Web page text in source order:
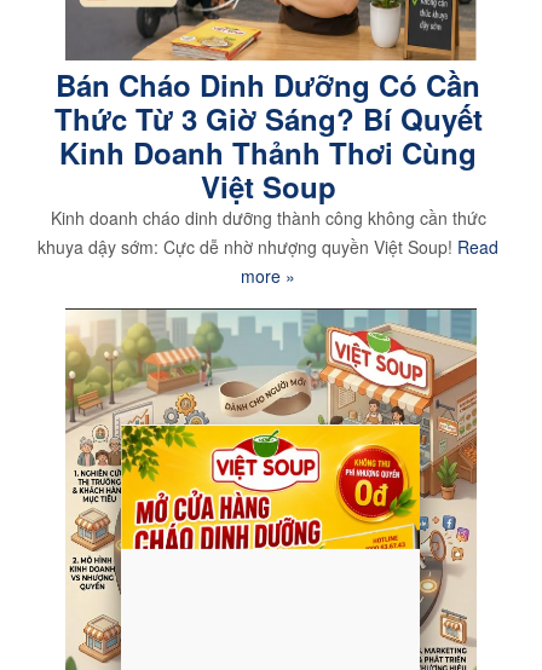
Bán Cháo Dinh Dưỡng Có Cần
Thức Từ 3 Giờ Sáng? Bí Quyết
Kinh Doanh Thảnh Thơi Cùng
Việt Soup
Kinh doanh cháo dinh dưỡng thành công không cần thức
khuya dậy sớm: Cực dễ nhờ nhượng quyền Việt Soup! Read
more »